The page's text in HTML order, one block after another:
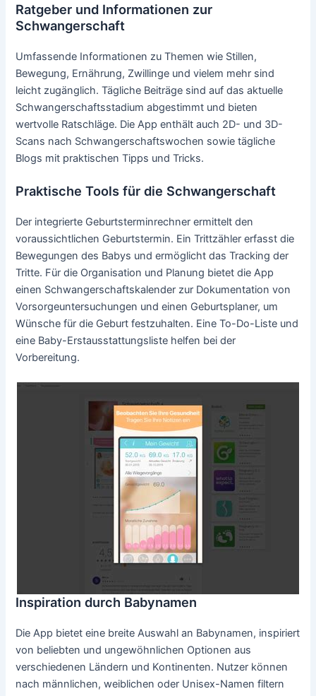
Ratgeber und Informationen zur
Schwangerschaft
Umfassende Informationen zu Themen wie Stillen,
Bewegung, Ernährung, Zwillinge und vielem mehr sind
leicht zugänglich. Tägliche Beiträge sind auf das aktuelle
Schwangerschaftsstadium abgestimmt und bieten
wertvolle Ratschläge. Die App enthält auch 2D- und 3D-
Scans nach Schwangerschaftswochen sowie tägliche
Blogs mit praktischen Tipps und Tricks.
Praktische Tools für die Schwangerschaft
Der integrierte Geburtsterminrechner ermittelt den
voraussichtlichen Geburtstermin. Ein Trittzähler erfasst die
Bewegungen des Babys und ermöglicht das Tracking der
Tritte. Für die Organisation und Planung bietet die App
einen Schwangerschaftskalender zur Dokumentation von
Vorsorgeuntersuchungen und einen Geburtsplaner, um
Wünsche für die Geburt festzuhalten. Eine To-Do-Liste und
eine Baby-Erstausstattungsliste helfen bei der
Vorbereitung.
Inspiration durch Babynamen
Die App bietet eine breite Auswahl an Babynamen, inspiriert
von beliebten und ungewöhnlichen Optionen aus
verschiedenen Ländern und Kontinenten. Nutzer können
nach männlichen, weiblichen oder Unisex-Namen filtern